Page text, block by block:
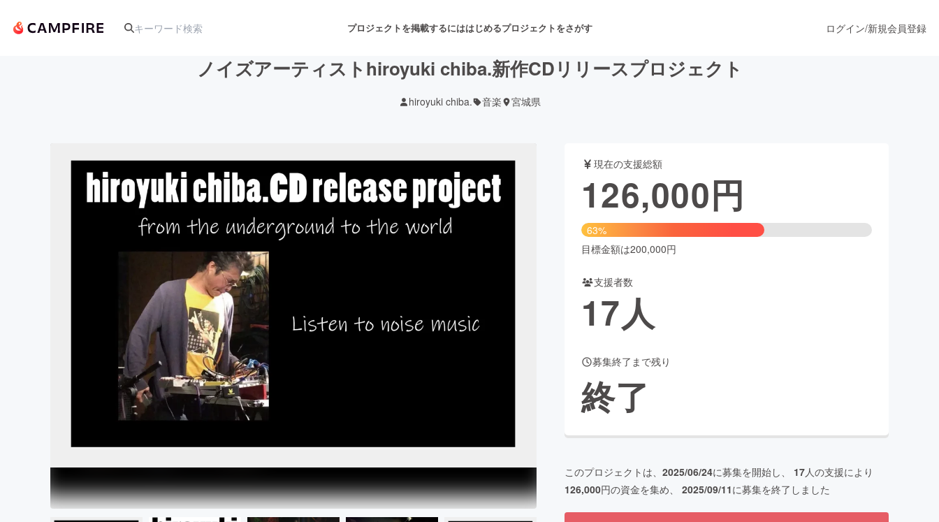
プロジェクトを掲載するにははじめるプロジェクトをさがす
アート・写真 音楽 舞台・パフォーマンス
テクノロジー・ガジェット ゲーム・サービス開発 ファッション
映像・映画
ビジネス・起業 ビューティー・ヘルスケア
まちづくり・地域活性化
ログイン/新規会員登録
ノイズアーティストhiroyuki chiba.新作CDリリースプロジェクト
hiroyuki chiba. 音楽 宮城県
現在の支援総額
126,000円
63%
目標金額は200,000円
支援者数
17人
募集終了まで残り
終了
このプロジェクトは、 2025/06/24に募集を開始し、 17人の支援により
126,000円の資金を集め、 2025/09/11に募集を終了しました